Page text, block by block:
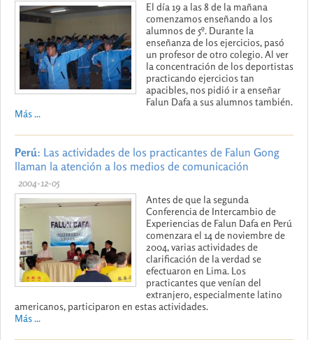
El día 19 a las 8 de la mañana
comenzamos enseñando a los
alumnos de 5º. Durante la
enseñanza de los ejercicios, pasó
un profesor de otro colegio. Al ver
la concentración de los deportistas
practicando ejercicios tan
apacibles, nos pidió ir a enseñar
Falun Dafa a sus alumnos también.
Más ...
Perú: Las actividades de los practicantes de Falun Gong
llaman la atención a los medios de comunicación
2004-12-05
Antes de que la segunda
Conferencia de Intercambio de
Experiencias de Falun Dafa en Perú
comenzara el 14 de noviembre de
2004, varias actividades de
clarificación de la verdad se
efectuaron en Lima. Los
practicantes que venían del
extranjero, especialmente latino
americanos, participaron en estas actividades.
Más ...